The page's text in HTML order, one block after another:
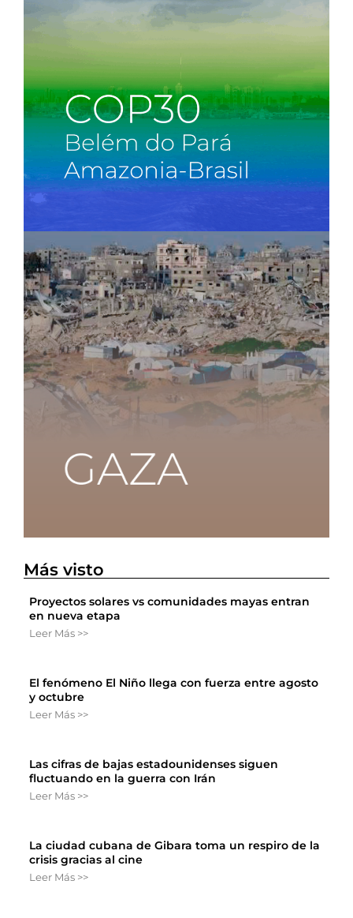
Más visto
Proyectos solares vs comunidades mayas entran
en nueva etapa
Leer Más >>
El fenómeno El Niño llega con fuerza entre agosto
y octubre
Leer Más >>
Las cifras de bajas estadounidenses siguen
fluctuando en la guerra con Irán
Leer Más >>
La ciudad cubana de Gibara toma un respiro de la
crisis gracias al cine
Leer Más >>